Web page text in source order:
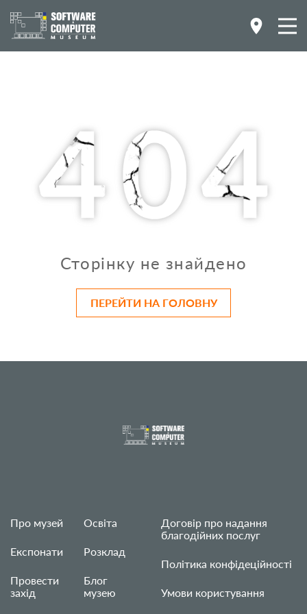
Сторінку не знайдено
ПЕРЕЙТИ НА ГОЛОВНУ
Про музей
Експонати
Провести
захід
Освіта
Розклад
Блог
музею
Договір про надання
благодійних послуг
Політика конфідеційності
Умови користування